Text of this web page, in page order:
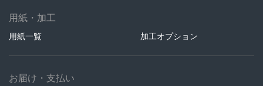
用紙・加工
用紙一覧 加工オプション
お届け・支払い